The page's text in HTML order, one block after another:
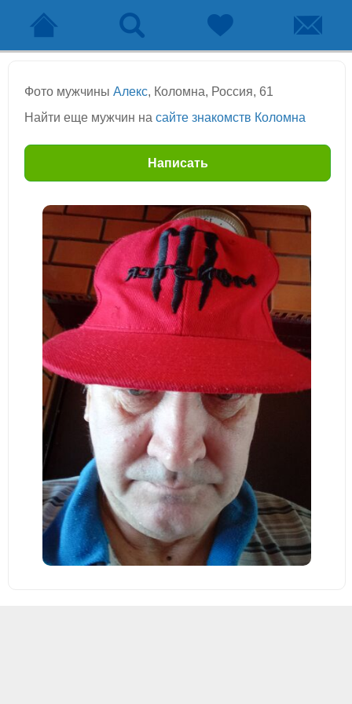
Фото мужчины Алекс, Коломна, Россия, 61
Найти еще мужчин на сайте знакомств Коломна
Написать